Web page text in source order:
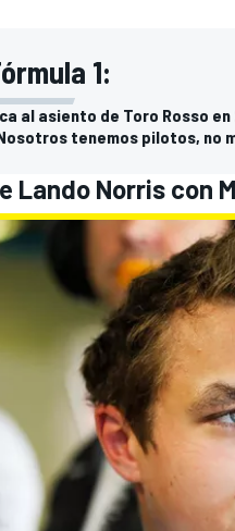
1:
al asiento de Toro Rosso en
tenemos pilotos, no
Lando Norris con